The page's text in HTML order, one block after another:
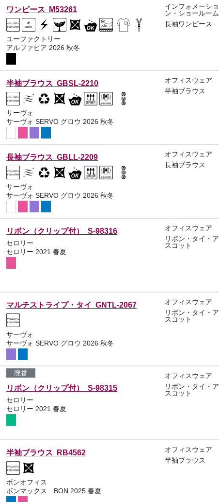
ワンピース M53261
ユーファクトリー
アルファピア 2026 秋冬
インフォメーショ
ン・ショールーム
長袖ワンピース
半袖ブラウス GBSL-2210
サーヴォ
サーヴォ SERVO グロウ 2026 秋冬
オフィスウェア
半袖ブラウス
長袖ブラウス GBLL-2209
サーヴォ
サーヴォ SERVO グロウ 2026 秋冬
オフィスウェア
長袖ブラウス
リボン（クリップ付） S-98316
セロリー
セロリー 2021 春夏
オフィスウェア
リボン・タイ・ア
スコット
マルチストライプ・タイ GNTL-2067
サーヴォ
サーヴォ SERVO グロウ 2026 秋冬
オフィスウェア
リボン・タイ・ア
スコット
廃番
リボン（クリップ付） S-98315
セロリー
セロリー 2021 春夏
オフィスウェア
リボン・タイ・ア
スコット
半袖ブラウス RB4562
ボンオフィス
ボンマックス BON 2025 春夏
オフィスウェア
半袖ブラウス